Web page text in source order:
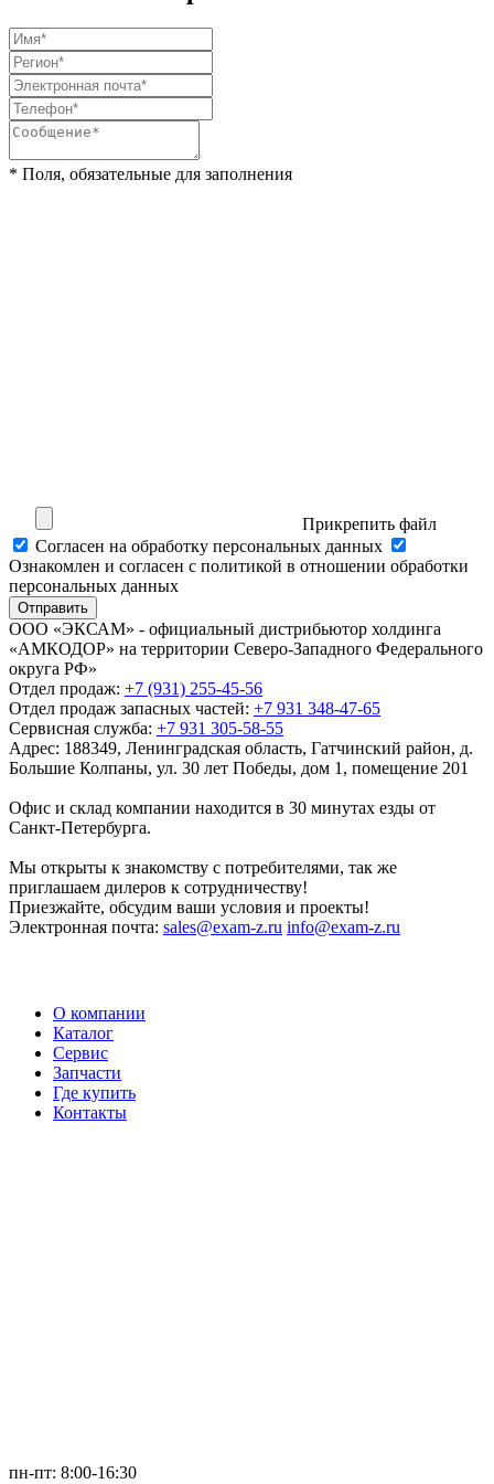
* Поля, обязательные для заполнения
Прикрепить файл
Cогласен на обработку персональных данных
Ознакомлен и согласен с политикой в отношении обработки
персональных данных
Отправить
ООО «ЭКСАМ» - официальный дистрибьютор холдинга
«АМКОДОР» на территории Северо-Западного Федерального
округа РФ»
Отдел продаж: +7 (931) 255-45-56
Отдел продаж запасных частей: +7 931 348-47-65
Сервисная служба: +7 931 305-58-55
Адрес: 188349, Ленинградская область, Гатчинский район, д.
Большие Колпаны, ул. 30 лет Победы, дом 1, помещение 201
Офис и склад компании находится в 30 минутах езды от
Санкт-Петербурга.
Мы открыты к знакомству с потребителями, так же
приглашаем дилеров к сотрудничеству!
Приезжайте, обсудим ваши условия и проекты!
Электронная почта: sales@exam-z.ru info@exam-z.ru
О компании
Каталог
Сервис
Запчасти
Где купить
Контакты
пн-пт: 8:00-16:30